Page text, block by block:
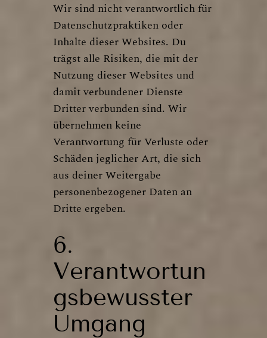
Wir sind nicht verantwortlich für
Datenschutzpraktiken oder
Inhalte dieser Websites. Du
trägst alle Risiken, die mit der
Nutzung dieser Websites und
damit verbundener Dienste
Dritter verbunden sind. Wir
übernehmen keine
Verantwortung für Verluste oder
Schäden jeglicher Art, die sich
aus deiner Weitergabe
personenbezogener Daten an
Dritte ergeben.
6.
Verantwortun
gsbewusster
Umgang